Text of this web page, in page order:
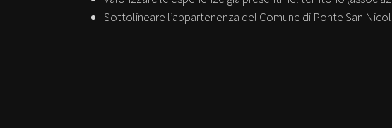
Sottolineare l’appartenenza del Comune di Ponte San